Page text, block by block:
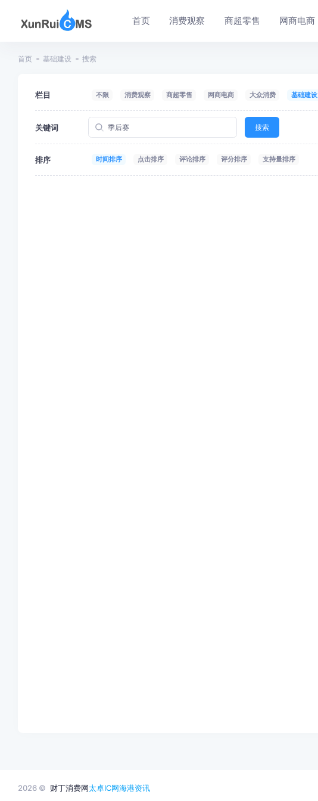
首页 消费观察 商超零售 网商电商
首页 基础建设 搜索
栏目 不限 消费观察 商超零售 网商电商 大众消费 基础建设
关键词 搜索
排序 时间排序 点击排序 评论排序 评分排序 支持量排序
2026 © 财丁消费网太卓IC网海港资讯